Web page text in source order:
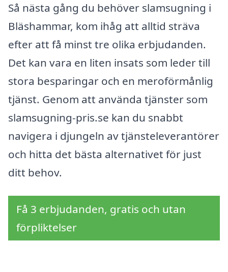
Så nästa gång du behöver slamsugning i
Bläshammar, kom ihåg att alltid sträva
efter att få minst tre olika erbjudanden.
Det kan vara en liten insats som leder till
stora besparingar och en meroförmånlig
tjänst. Genom att använda tjänster som
slamsugning-pris.se kan du snabbt
navigera i djungeln av tjänsteleverantörer
och hitta det bästa alternativet för just
ditt behov.
Få 3 erbjudanden, gratis och utan
förpliktelser